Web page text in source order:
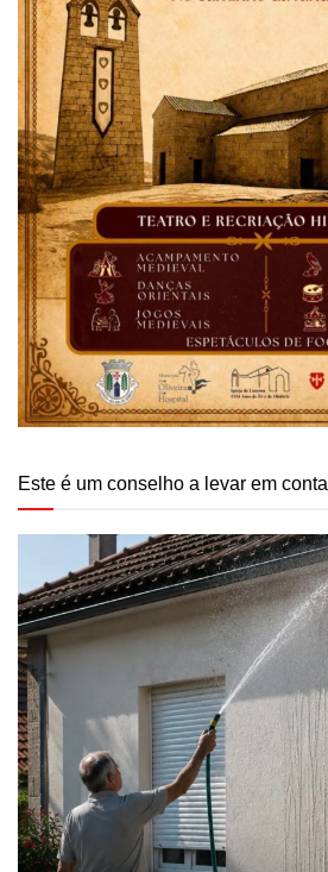
Este é um conselho a levar em conta